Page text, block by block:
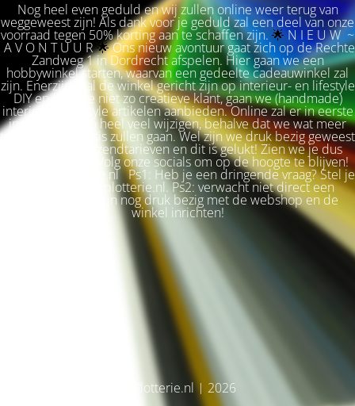
Nog heel even geduld en wij zullen online weer terug van
weggeweest zijn! Als dank voor je geduld zal een deel van onze
voorraad tegen 50% korting aan te schaffen zijn. 🌟 N I E U W ~
A V O N T U U R🌟Ons nieuw avontuur gaat zich op de Rechte
Zandweg 1 in Dordrecht afspelen. Hier gaan we een
hobbywinkel starten, waarvan een gedeelte cadeauwinkel zal
zijn. Enerzijds zal de winkel gericht zijn op interieur- en lifestyle
DIY en voor de niet zo creatieve klant, gaan we (handmade)
interieur & lifestyle artikelen aanbieden. Online zal er in eerste
instantie niet zo heel veel wijzigen, behalve dat we wat meer
terug naar de basis zullen gaan. Wel zijn we druk bezig geweest
met betere verzendtarieven en dit is gelukt! Zien we je dus
snel weer terug? Volg onze socials om op de hoogte te blijven!
Liefs, Ilse. Plotterie.nl Ps1: Heb je een dringende vraag? Stel je
vraag via info@plotterie.nl. Ps2: verwacht niet direct een
antwoord. We zijn nog druk bezig met de webshop en de
winkel inrichten!
© Plotterie.nl | 2026